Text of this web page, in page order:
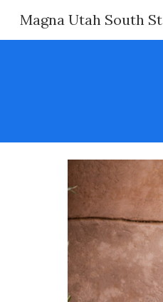
Magna Utah South